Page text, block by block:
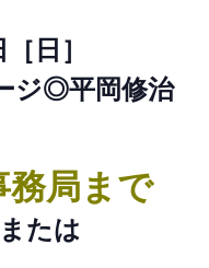
日］
ジ◎平岡修治
務局まで
たは